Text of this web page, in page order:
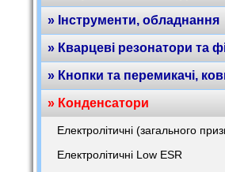
» Інструменти, обладнання
» Кварцеві резонатори та
» Кнопки та перемикачі,
» Конденсатори
Електролітичні (загального
Електролітичні Low ESR